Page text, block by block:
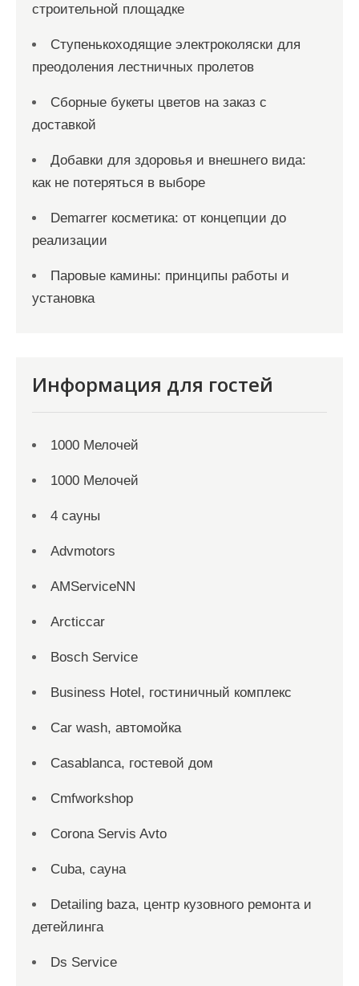
строительной площадке
Ступенькоходящие электроколяски для
преодоления лестничных пролетов
Сборные букеты цветов на заказ с
доставкой
Добавки для здоровья и внешнего вида:
как не потеряться в выборе
Demarrer косметика: от концепции до
реализации
Паровые камины: принципы работы и
установка
Информация для гостей
1000 Мелочей
1000 Мелочей
4 сауны
Advmotors
AMServiceNN
Arcticcar
Bosch Service
Business Hotel, гостиничный комплекс
Car wash, автомойка
Casablanca, гостевой дом
Cmfworkshop
Corona Servis Avto
Cuba, сауна
Detailing baza, центр кузовного ремонта и
детейлинга
Ds Service